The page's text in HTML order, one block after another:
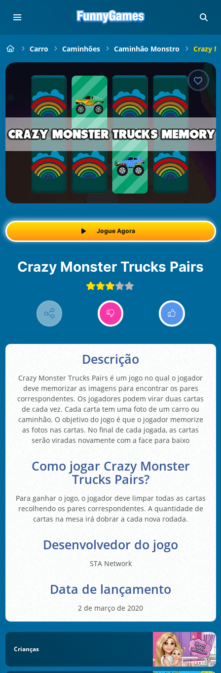
Carro Caminhões Caminhão Monstro Crazy
Jogue Agora
Crazy Monster Trucks Pairs
Descrição
Crazy Monster Trucks Pairs é um jogo no qual o jogador
deve memorizar as imagens para encontrar os pares
correspondentes. Os jogadores podem virar duas cartas
de cada vez. Cada carta tem uma foto de um carro ou
caminhão. O objetivo do jogo é que o jogador memorize
as fotos nas cartas. No final de cada jogada, as cartas
serão viradas novamente com a face para baixo
Como jogar Crazy Monster
Trucks Pairs?
Para ganhar o jogo, o jogador deve limpar todas as cartas
recolhendo os pares correspondentes. A quantidade de
cartas na mesa irá dobrar a cada nova rodada.
Desenvolvedor do jogo
STA Network
Data de lançamento
2 de março de 2020
Crianças